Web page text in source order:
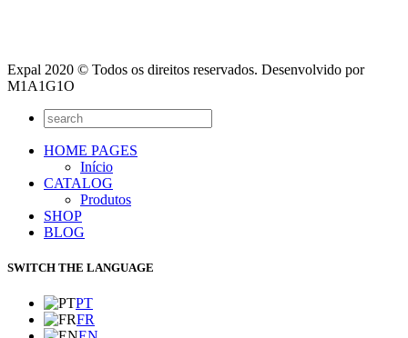
Expal 2020 © Todos os direitos reservados. Desenvolvido por
M1A1G1O
HOME PAGES
Início
CATALOG
Produtos
SHOP
BLOG
SWITCH THE LANGUAGE
PT
FR